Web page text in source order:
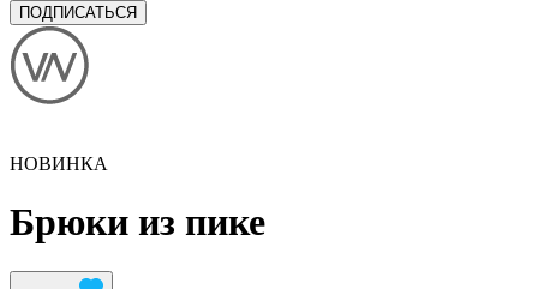
ПОДПИСАТЬСЯ
НОВИНКА
Брюки из пике